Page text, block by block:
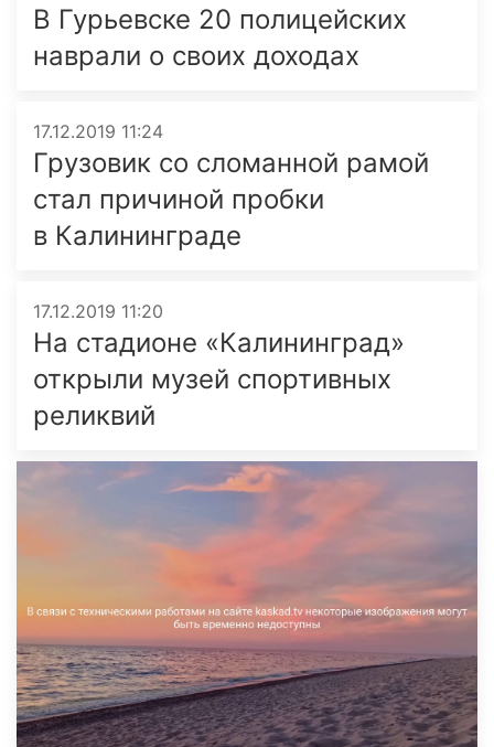
В Гурьевске 20 полицейских
наврали о своих доходах
17.12.2019 11:24
Грузовик со сломанной рамой
стал причиной пробки
в Калининграде
17.12.2019 11:20
На стадионе «Калининград»
открыли музей спортивных
реликвий